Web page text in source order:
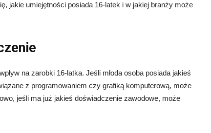
jakie umiejętności posiada 16-latek i w jakiej branży może
na zarobki 16-latka. Jeśli młoda osoba posiada jakieś
z programowaniem czy grafiką komputerową, może
jeśli ma już jakieś doświadczenie zawodowe, może